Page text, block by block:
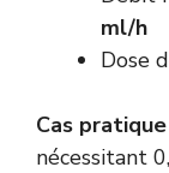
ml/h
Dose
Cas pratique
nécessitant